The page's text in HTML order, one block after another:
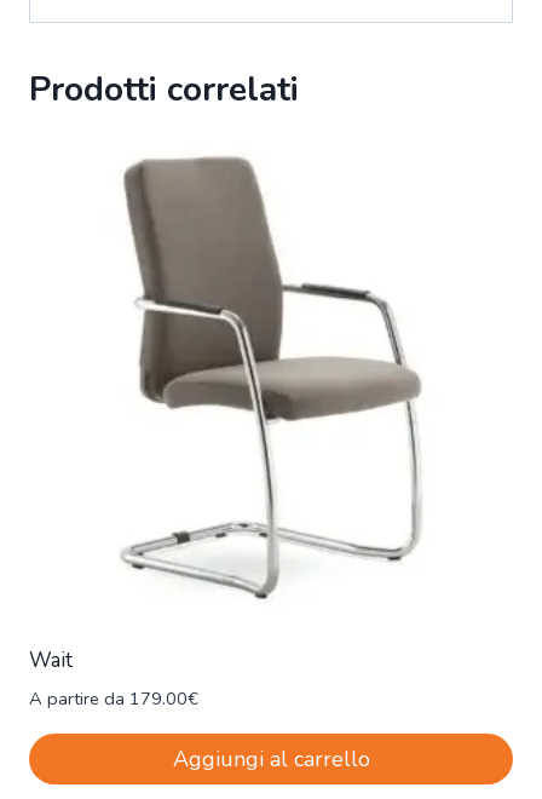
Prodotti correlati
Wait
A partire da 179.00€
Aggiungi al carrello